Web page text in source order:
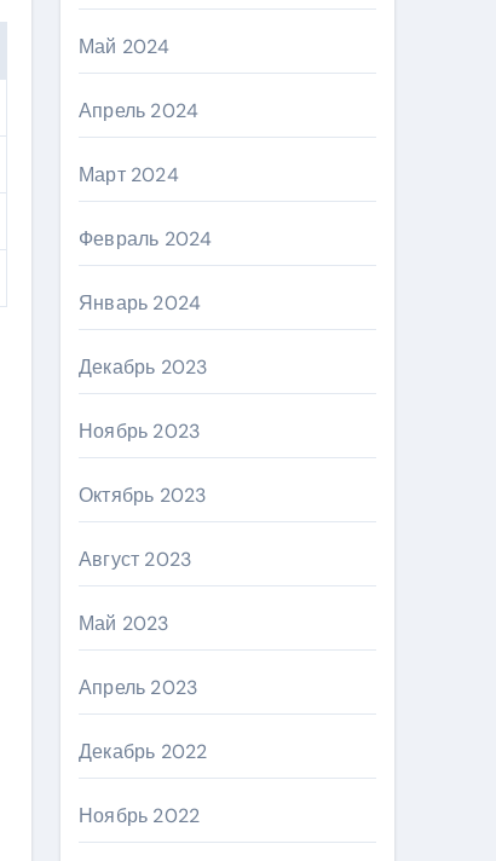
Май 2024
Апрель 2024
Март 2024
Февраль 2024
Январь 2024
Декабрь 2023
Ноябрь 2023
Октябрь 2023
Август 2023
Май 2023
Апрель 2023
Декабрь 2022
Ноябрь 2022